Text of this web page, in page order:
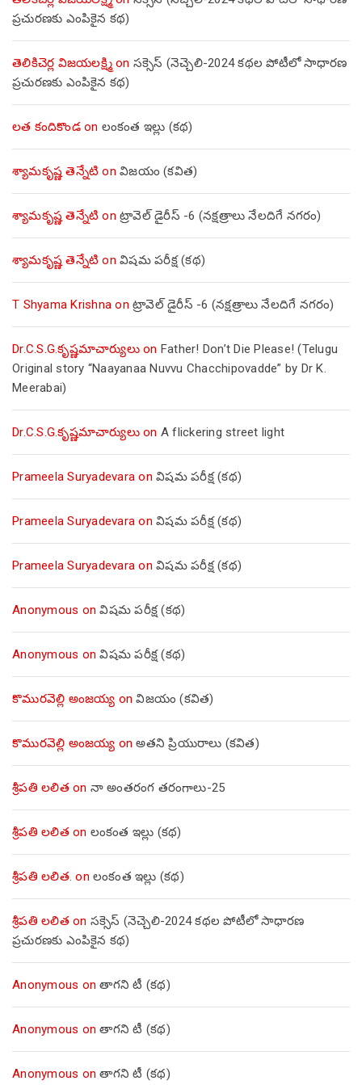
ప్రచురణకు ఎంపికైన కథ)
తెలికిచెర్ల విజయలక్ష్మిon సక్సెస్ (నెచ్చెలి-2024 కథల పోటీలో సాధారణ
ప్రచురణకు ఎంపికైన కథ)
లత కందికొండon లంకంత ఇల్లు (కథ)
శ్యామకృష్ణ తెన్నేటి on విజయం (కవిత)
శ్యామకృష్ణ తెన్నేటి on ట్రావెల్ డైరీస్ -6 (నక్షత్రాలు నేలదిగే నగరం)
శ్యామకృష్ణ తెన్నేటి on విషమ పరీక్ష (క‌థ‌)
T Shyama Krishna on ట్రావెల్ డైరీస్ -6 (నక్షత్రాలు నేలదిగే నగరం)
Dr.C.S.G.కృష్ణమాచార్యులుon Father! Don’t Die Please! (Telugu
Original story “Naayanaa Nuvvu Chacchipovadde” by Dr K.
Meerabai)
Dr.C.S.G.కృష్ణమాచార్యులుon A flickering street light
Prameela Suryadevara on విషమ పరీక్ష (క‌థ‌)
Prameela Suryadevara on విషమ పరీక్ష (క‌థ‌)
Prameela Suryadevara on విషమ పరీక్ష (క‌థ‌)
Anonymous onవిషమ పరీక్ష (క‌థ‌)
Anonymous onవిషమ పరీక్ష (క‌థ‌)
కొమురవెల్లి అంజయ్య onవిజయం (కవిత)
కొమురవెల్లి అంజయ్య onఅతని ప్రియురాలు (కవిత)
శ్రీపతి లలిత on నా అంతరంగ తరంగాలు-25
శ్రీపతి లలిత on లంకంత ఇల్లు (కథ)
శ్రీపతి లలిత. on లంకంత ఇల్లు (కథ)
శ్రీపతి లలిత on సక్సెస్ (నెచ్చెలి-2024 కథల పోటీలో సాధారణ
ప్రచురణకు ఎంపికైన కథ)
Anonymous onతాగని టీ (కథ)
Anonymous onతాగని టీ (కథ)
Anonymous onతాగని టీ (కథ)